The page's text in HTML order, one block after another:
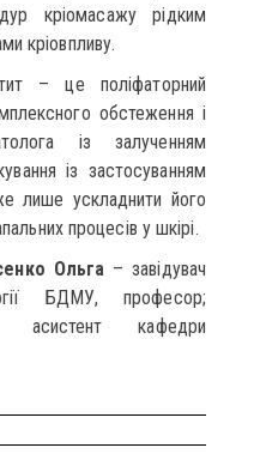
кріомасажу рідким
кріовпливу.
– це поліфаторний
обстеження і
із залученням
із застосуванням
лише ускладнити його
процесів у шкірі.
Ольга – завідувач
БДМУ, професор;
кафедри